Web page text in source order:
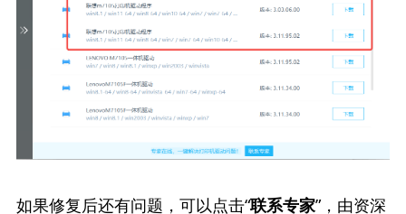
如果修复后还有问题，可以点击“联系专家”，由资深